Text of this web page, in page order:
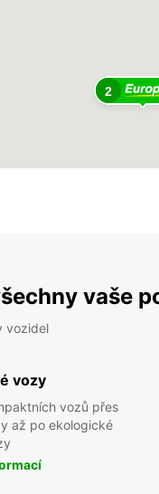
2
vaše
vozidel
vozy
vozů přes
až po ekologické